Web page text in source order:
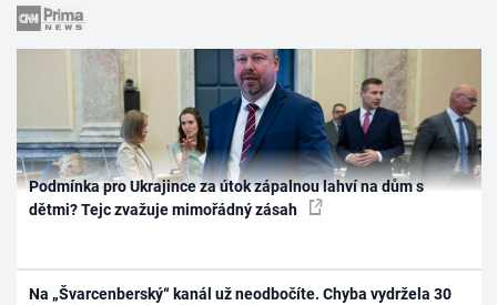
Podmínka pro Ukrajince za útok zápalnou lahví na dům s
dětmi? Tejc zvažuje mimořádný zásah
Na „Švarcenberský“ kanál už neodbočíte. Chyba vydržela 30